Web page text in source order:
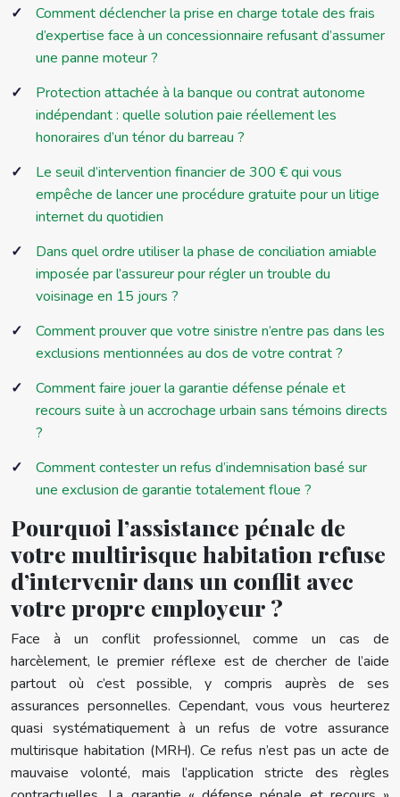
Comment déclencher la prise en charge totale des frais
d’expertise face à un concessionnaire refusant d’assumer
une panne moteur ?
Protection attachée à la banque ou contrat autonome
indépendant : quelle solution paie réellement les
honoraires d’un ténor du barreau ?
Le seuil d’intervention financier de 300 € qui vous
empêche de lancer une procédure gratuite pour un litige
internet du quotidien
Dans quel ordre utiliser la phase de conciliation amiable
imposée par l’assureur pour régler un trouble du
voisinage en 15 jours ?
Comment prouver que votre sinistre n’entre pas dans les
exclusions mentionnées au dos de votre contrat ?
Comment faire jouer la garantie défense pénale et
recours suite à un accrochage urbain sans témoins directs
?
Comment contester un refus d’indemnisation basé sur
une exclusion de garantie totalement floue ?
Pourquoi l’assistance pénale de
votre multirisque habitation refuse
d’intervenir dans un conflit avec
votre propre employeur ?
Face à un conflit professionnel, comme un cas de
harcèlement, le premier réflexe est de chercher de l’aide
partout où c’est possible, y compris auprès de ses
assurances personnelles. Cependant, vous vous heurterez
quasi systématiquement à un refus de votre assurance
multirisque habitation (MRH). Ce refus n’est pas un acte de
mauvaise volonté, mais l’application stricte des règles